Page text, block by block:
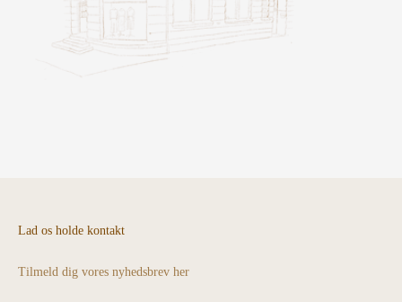
Lad os holde kontakt
Tilmeld dig vores nyhedsbrev her